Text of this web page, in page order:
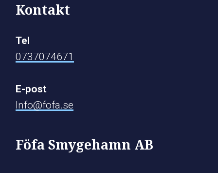
Kontakt
Tel
0737074671
E-post
Info@fofa.se
​​​​​​​​​Föfa Smygehamn AB